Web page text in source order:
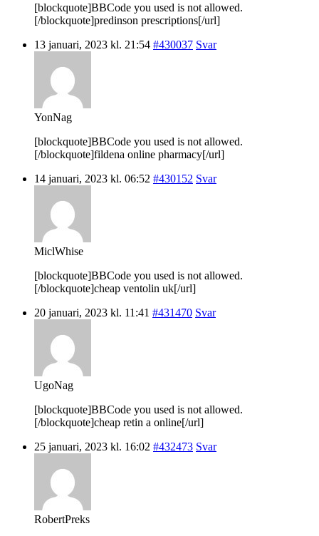
[blockquote]BBCode you used is not allowed.
[/blockquote]predinson prescriptions[/url]
13 januari, 2023 kl. 21:54 #430037 Svar
YonNag
[blockquote]BBCode you used is not allowed.
[/blockquote]fildena online pharmacy[/url]
14 januari, 2023 kl. 06:52 #430152 Svar
MiclWhise
[blockquote]BBCode you used is not allowed.
[/blockquote]cheap ventolin uk[/url]
20 januari, 2023 kl. 11:41 #431470 Svar
UgoNag
[blockquote]BBCode you used is not allowed.
[/blockquote]cheap retin a online[/url]
25 januari, 2023 kl. 16:02 #432473 Svar
RobertPreks